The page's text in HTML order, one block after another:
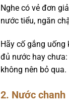
Nghe có vẻ đơn
nước tiểu, ngăn
Hãy cố gắng uống
đủ nước hay
không nên bỏ qua.
2. Nước chanh